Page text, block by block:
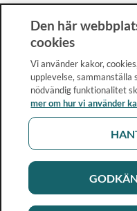
Den här
cookies
Vi använder kakor,
upplevelse,
nödvändig funktionalitet
mer om hur vi använder